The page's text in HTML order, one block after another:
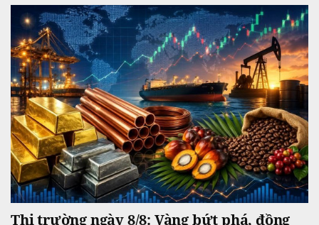
Thị trường ngày 8/8: Vàng bứt phá, đồng